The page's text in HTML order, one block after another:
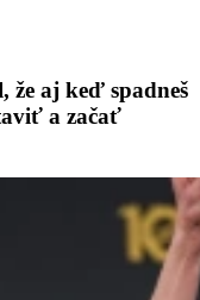
že aj keď spadneš
a začať